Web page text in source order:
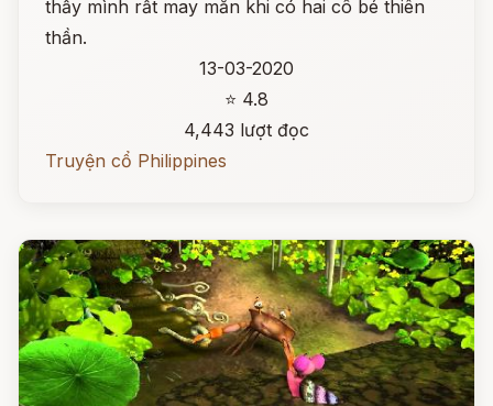
thấy mình rất may mắn khi có hai cô bé thiên
thần.
13-03-2020
⭐ 4.8
4,443 lượt đọc
Truyện cổ Philippines